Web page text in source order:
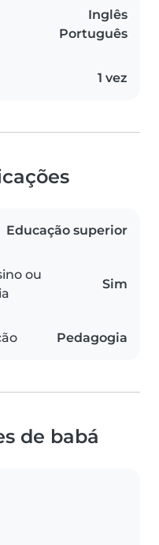
Inglês
Português
1 vez
Educação superior
ou
Sim
Pedagogia
de babá